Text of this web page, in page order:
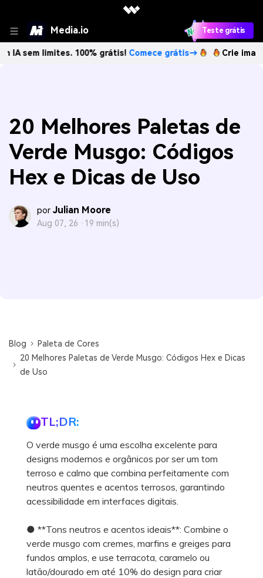
Media.io Teste grátis
limites. 100% grátis!Comece grátis→ Crie imagens com
20 Melhores Paletas de
Verde Musgo: Códigos
Hex e Dicas de Uso
por Julian Moore
Aug 07, 26 · 19 min(s)
Blog
Paleta de Cores
20 Melhores Paletas de Verde Musgo: Códigos Hex e Dicas
de Uso
TL;DR:
O verde musgo é uma escolha excelente para
designs modernos e orgânicos por ser um tom
terroso e calmo que combina perfeitamente com
neutros quentes e acentos terrosos, garantindo
acessibilidade em interfaces digitais.
● **Tons neutros e acentos ideais**: Combine o
verde musgo com cremes, marfins e greiges para
fundos amplos, e use terracota, caramelo ou
latão/dourado em até 10% do design para criar